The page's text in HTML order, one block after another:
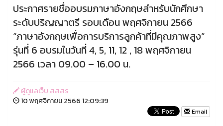
ประกาศรายชื่ออบรมภาษาอังกฤษสำหรับนักศึกษา
ระดับปริญญาตรี รอบเดือน พฤศจิกายน 2566
“ภาษาอังกฤษเพื่อการบริการลูกค้าที่มีคุณภาพสูง”
รุ่นที่ 6 อบรมในวันที่ 4, 5, 11, 12 , 18 พฤศจิกายน
2566 เวลา 09.00 – 16.00 น.
ผู้ดูแลเว็บ สสสร
10 พฤศจิกายน 2566 12:09:39
Email